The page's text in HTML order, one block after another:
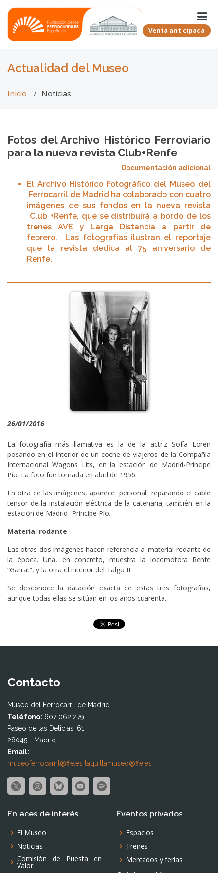
Venta anticipada
Actualidad del Museo
Inicio Noticias
Fotos del Archivo Histórico Ferroviario
para la nueva revista Club+Renfe
Documentación adicional
El Archivo Histórico Fotográfico del Museo del
Ferrocarril de Madrid ha colaborado con cuatro
imágenes de sus fondos en la nueva revista
Club +Renfe, que se distribuirá a bordo de los
trenes AVE y Larga Distancia a partir de
febrero. Las fotografías ilustran el reportaje
que la revista dedica al 75 aniversario de
Renfe.
26/01/2016
La fotografía más llamativa es la de la actriz Sofía Loren
posando en el interior de un coche de viajeros de la Compañía
Internacional Wagons Lits, en la estación de Madrid-Príncipe
Pío. La foto fue tomada en abril de 1956.
En otra de las imágenes, aparece personal reparando el cable
tensor de la instalación eléctrica de la catenaria, también en la
estación de Madrid- Príncipe Pío.
Material rodante
Las otras dos imágenes hacen referencia al material rodante de
la época. Una, en concreto, muestra la locomotora Renfe
“Garrat”, y la otra el interior del Talgo II.
Se desconoce la datación exacta de estas tres fotografías,
aunque todas ellas se sitúan en los años cuarenta.
Contacto
Museo del Ferrocarril de Madrid
Teléfono: 607 062 279
Paseo de las Delicias, 61
28045 - Madrid
Email:
museoferrocarril@ffe.es taquillamuseo@ffe.es
Enlaces de interés
El Museo
Noticias
Comisión de Puesta en
Valor
Eventos privados
Espacios
Trenes
Mercados y ferias